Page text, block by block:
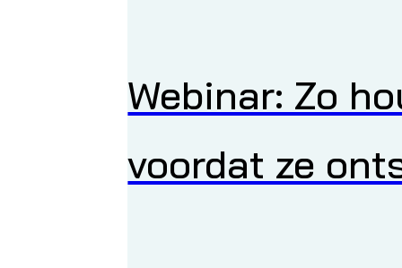
Webinar: Zo
voordat ze